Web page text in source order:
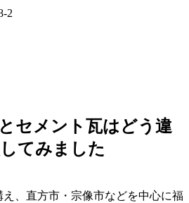
セメント瓦はどう違
てみました
、直方市・宗像市などを中心に福